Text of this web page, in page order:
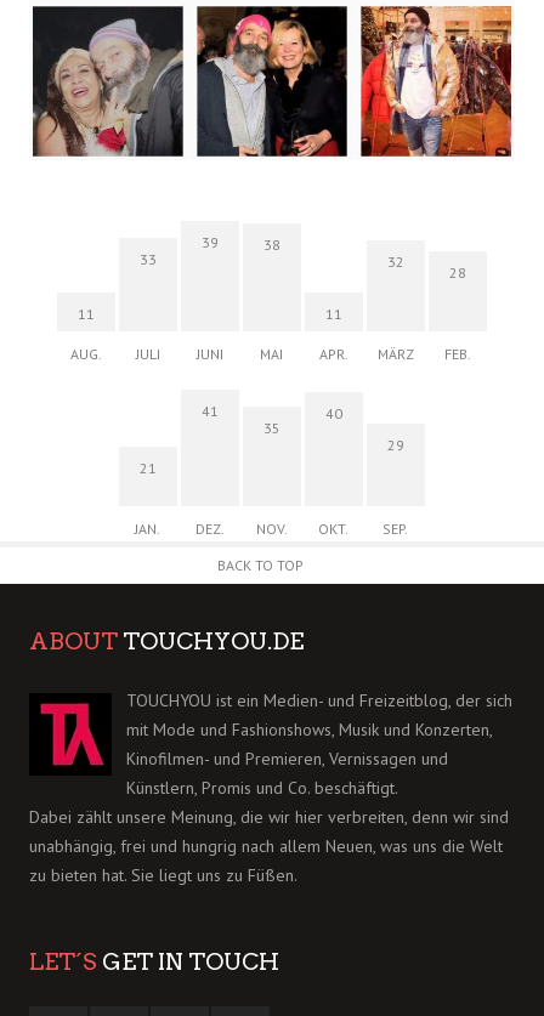
11
AUG.
33
JULI
39
JUNI
38
MAI
11
APR.
32
MÄRZ
28
FEB.
21
JAN.
41
DEZ.
35
NOV.
40
OKT.
29
SEP.
BACK TO TOP
ABOUT TOUCHYOU.DE
TOUCHYOU ist ein Medien- und Freizeitblog, der sich
mit Mode und Fashionshows, Musik und Konzerten,
Kinofilmen- und Premieren, Vernissagen und
Künstlern, Promis und Co. beschäftigt.
Dabei zählt unsere Meinung, die wir hier verbreiten, denn wir sind
unabhängig, frei und hungrig nach allem Neuen, was uns die Welt
zu bieten hat. Sie liegt uns zu Füßen.
LET´S GET IN TOUCH